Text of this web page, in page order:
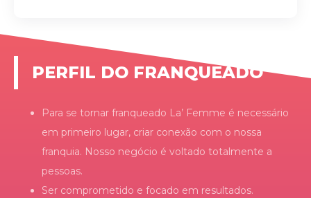
PERFIL DO FRANQUEADO
Para se tornar franqueado La’ Femme é necessário
em primeiro lugar, criar conexão com o nossa
franquia. Nosso negócio é voltado totalmente a
pessoas.
Ser comprometido e focado em resultados.